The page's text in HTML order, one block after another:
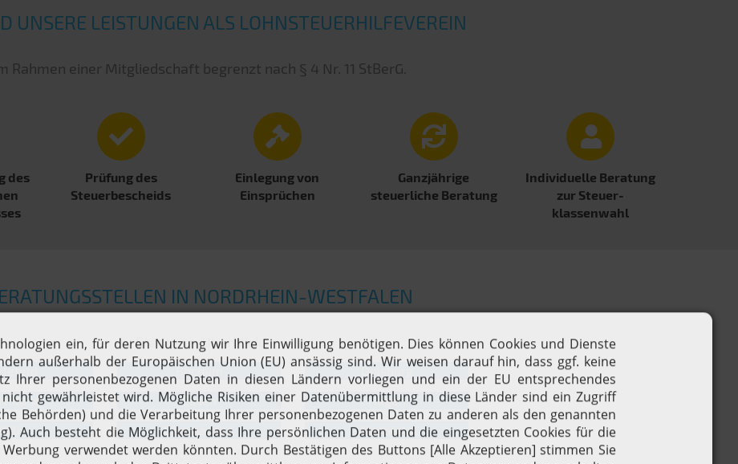
UNSERE LEISTUNGEN ALS LOHNSTEUERHILFEVEREIN
Rahmen einer Mitgliedschaft begrenzt nach § 4 Nr. 11 StBerG.
des
Prüfung des
Steuerbescheids
Einlegung von
Einsprüchen
Ganzjährige
steuerliche Beratung
Individuelle Beratung
zur Steuer­
klassenwahl
IN NORDRHEIN-WESTFALEN
Städte im Überblick
Bochum
Duisburg
Essen
Hagen
Oberhausen Wuppertal